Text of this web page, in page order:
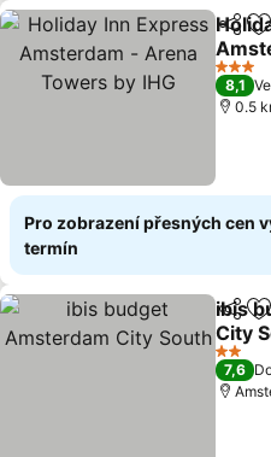
Sdílet
3 Počet
8,1
0.5
Pro zobrazení přesných cen
termín
Sdílet
ibis
City
2 Počet
7,6